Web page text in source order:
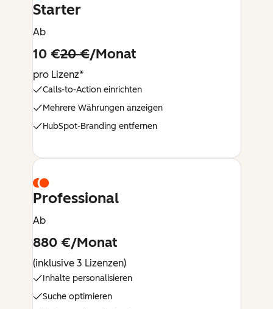
Starter
Ab
10 €20 €/Monat
pro Lizenz*
Calls-to-Action einrichten
Mehrere Währungen anzeigen
HubSpot-Branding entfernen
Professional
Ab
880 €/Monat
(inklusive 3 Lizenzen)
Inhalte personalisieren
Suche optimieren